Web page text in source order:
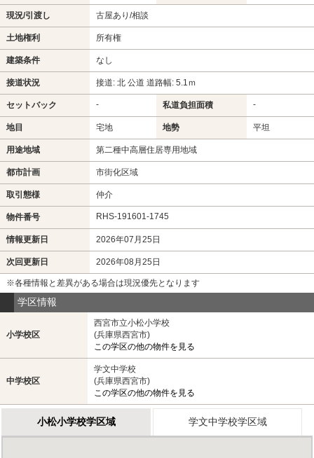
現況/引渡し 古屋あり/相談
土地権利 所有権
建築条件 なし
接道状況 接道: 北 公道 道路幅: 5.1ｍ
セットバック - 私道負担面積 -
地目 宅地 地勢 平坦
用途地域 第二種中高層住居専用地域
都市計画 市街化区域
取引態様 仲介
物件番号 RHS-191601-1745
情報更新日 2026年07月25日
次回更新日 2026年08月25日
※各種情報と差異がある場合は現況優先となります
学区情報
小学校区
西宮市立小松小学校
(兵庫県西宮市)
この学区の他の物件を見る
中学校区
学文中学校
(兵庫県西宮市)
この学区の他の物件を見る
小松小学校学区域 学文中学校学区域